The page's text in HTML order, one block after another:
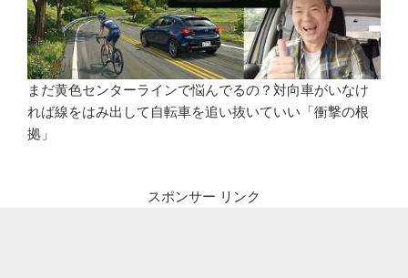
まだ黄色センターラインで悩んでるの？対向車がいなけ
れば線をはみ出して自転車を追い抜いていい「衝撃の根
拠」
スポンサー リンク